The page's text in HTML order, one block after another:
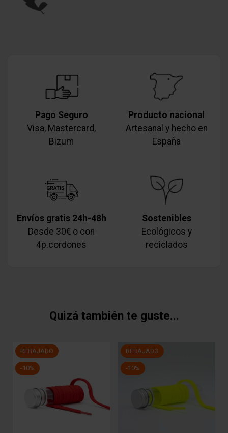
Pago Seguro
Visa, Mastercard,
Bizum
Producto nacional
Artesanal y hecho en
España
Envíos gratis 24h-48h
Desde 30€ o con
4p.cordones
Sostenibles
Ecológicos y
reciclados
Quizá también te guste...
REBAJADO
-10%
REBAJADO
-10%